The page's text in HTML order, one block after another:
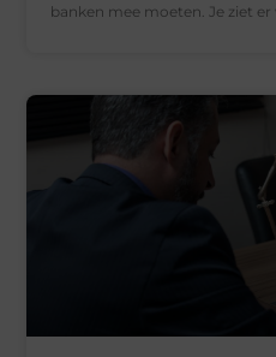
banken mee moeten. Je ziet